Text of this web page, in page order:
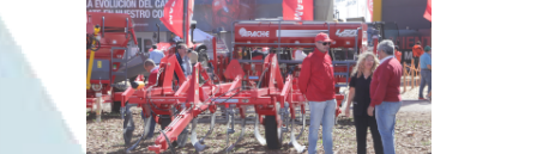
21/12 – UN CENTRO DE NEGOCIOS PARA
TODOS